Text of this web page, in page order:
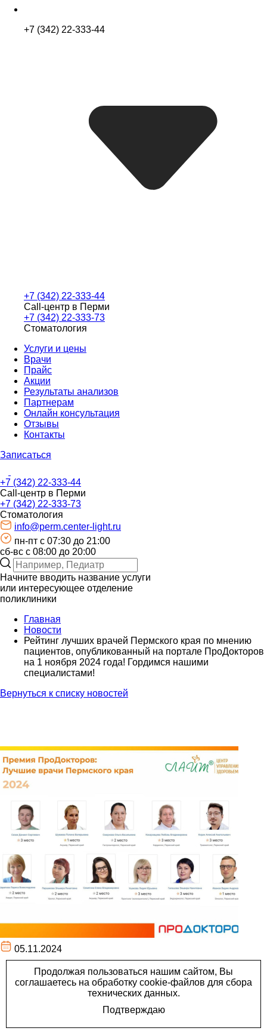
+7 (342) 22-333-44
+7 (342) 22-333-44
Call-центр в Перми
+7 (342) 22-333-73
Стоматология
Услуги и цены
Врачи
Прайс
Акции
Результаты анализов
Партнерам
Онлайн консультация
Отзывы
Контакты
Записаться
+7 (342) 22-333-44
Call-центр в Перми
+7 (342) 22-333-73
Стоматология
info@perm.center-light.ru
пн-пт c 07:30 до 21:00
сб-вс с 08:00 до 20:00
Начните вводить название услуги
или интересующее отделение
поликлиники
Главная
Новости
Рейтинг лучших врачей Пермского края по мнению
пациентов, опубликованный на портале ПроДокторов
на 1 ноября 2024 года! Гордимся нашими
специалистами!
Вернуться к списку новостей
05.11.2024
Рейтинг лучших врачей
Пермского края по мнению
пациентов,